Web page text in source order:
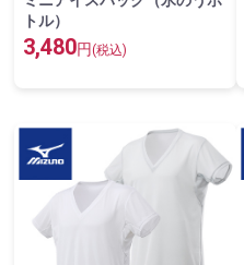
トル）
3,480円 (税込)